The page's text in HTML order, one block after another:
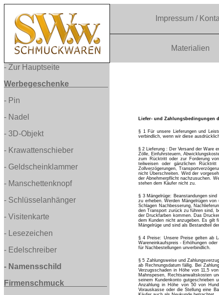
Impressum /
Materialien
- Zur Hauptseite
Werbegeschenke
- Pin
- Nadel
- 3D-Objekt
- Krawattenschieber
- Geldscheinklammer
- Manschettenknopf
- Schlüsselanhänger
- Visitenkarte
-
Lesezeichen
- Edelschreiber
- Namensschild
Firmenschmuck
Liefer- und Zahlungsbedingungen
§ 1 Für unsere Lieferungen und
verbindlich, wenn wir diese
§ 2 Lieferung : Der Versand der Ware
Zölle, Einfuhrsteuern,
zum Rücktritt oder zur Forderung
teilweisen oder gänzlichen
Zollverzögerungen,
nicht Überschreiten. Wird der
der Abnehmerpflicht nachzusuchen.
stehen dem Käufer nicht zu.
§ 3 Mängelrüge: Beanstandungen
zu erheben. Werden Mängelrügen
Schlagen Nachbesserung,
den Transport zurück zu führen sind,
der Druckfarben kommen. Das
dem Kunden nicht anzugeben. Es gilt
Mängelrüge und sind als Bestandteil
§ 4 Preise: Unsere Preise gelten ab
Wareneinkaufspreis - Erhöhungen
für Nachbestellungen unverbindlich.
§ 5 Zahlungsweise und
ab Rechnungsdatum fällig. Bei
Verzugsschaden in Höhe von 11,5
Mahnspesen, Rechtsanwaltskosten
seinem Kundenkonto gutgeschrieben
Anzahlung in Höhe von 50 von
Vorauskasse oder die Stellung eine